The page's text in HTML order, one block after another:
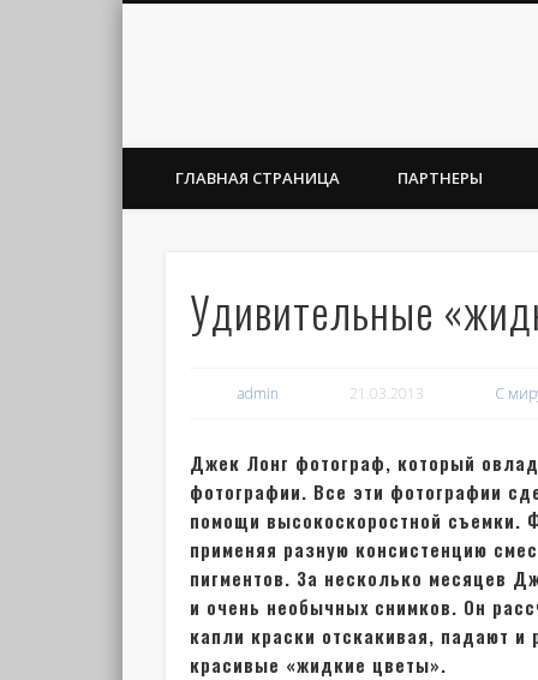
ГЛАВНАЯ СТРАНИЦА ПАРТНЕРЫ
Удивительные
admin 21.03.2013 С
Джек Лонг фотограф, который
фотографии. Все эти фотографии
помощи высокоскоростной съемки.
применяя разную консистенцию
пигментов. За несколько месяцев
и очень необычных снимков. Он
капли краски отскакивая, падают
красивые «жидкие цветы».